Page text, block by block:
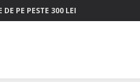
PE PESTE 300 LEI